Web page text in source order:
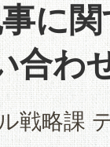
に
合わ
戦略課